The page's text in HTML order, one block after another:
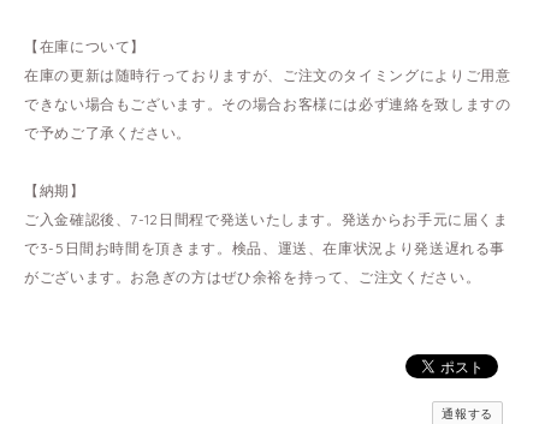
【在庫について】
在庫の更新は随時行っておりますが、ご注文のタイミングによりご用意
できない場合もございます。その場合お客様には必ず連絡を致しますの
で予めご了承ください。
【納期】
ご入金確認後、7-12日間程で発送いたします。発送からお手元に届くま
で3-5日間お時間を頂きます。検品、運送、在庫状況より発送遅れる事
がございます。お急ぎの方はぜひ余裕を持って、ご注文ください。
通報する